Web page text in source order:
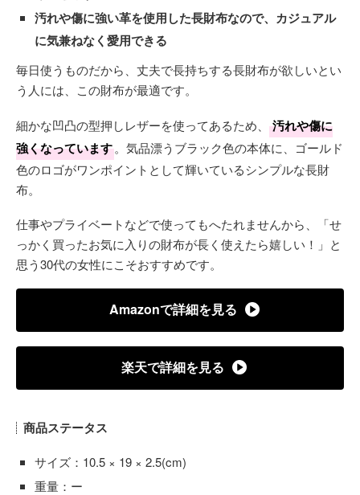
汚れや傷に強い革を使用した長財布なので、カジュアル
に気兼ねなく愛用できる
毎日使うものだから、丈夫で長持ちする長財布が欲しいとい
う人には、この財布が最適です。
細かな凹凸の型押しレザーを使ってあるため、
汚れや傷に
強くなっています。気品漂うブラック色の本体に、ゴールド
色のロゴがワンポイントとして輝いているシンプルな長財
布。
仕事やプライベートなどで使ってもへたれませんから、「せ
っかく買ったお気に入りの財布が長く使えたら嬉しい！」と
思う30代の女性にこそおすすめです。
Amazonで詳細を見る
楽天で詳細を見る
商品ステータス
サイズ：10.5 × 19 × 2.5(cm)
重量：ー